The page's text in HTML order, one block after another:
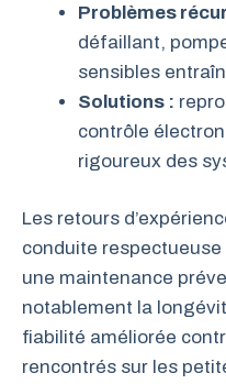
Problèmes
défaillant,
sensibles
Solutions :
contrôle
rigoureux des
Les retours
conduite
une maintenance
notablement la
fiabilité améliorée
rencontrés sur les